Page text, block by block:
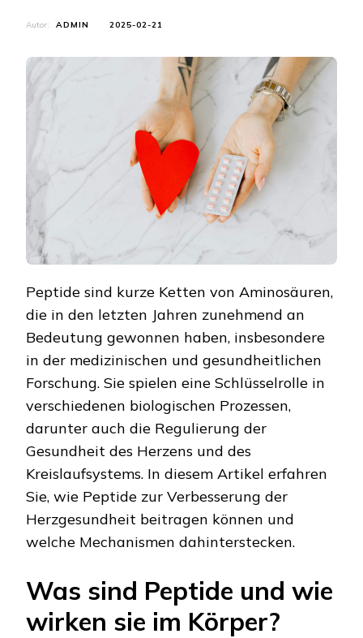
Autor: ADMIN 2025-02-21
Peptide sind kurze Ketten von Aminosäuren,
die in den letzten Jahren zunehmend an
Bedeutung gewonnen haben, insbesondere
in der medizinischen und gesundheitlichen
Forschung. Sie spielen eine Schlüsselrolle in
verschiedenen biologischen Prozessen,
darunter auch die Regulierung der
Gesundheit des Herzens und des
Kreislaufsystems. In diesem Artikel erfahren
Sie, wie Peptide zur Verbesserung der
Herzgesundheit beitragen können und
welche Mechanismen dahinterstecken.
Was sind Peptide und wie
wirken sie im Körper?